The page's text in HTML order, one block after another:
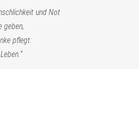
und Not
geben,
pflegt: